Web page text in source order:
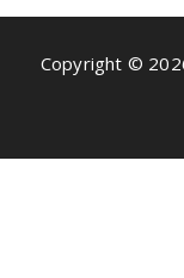
Copyright ©